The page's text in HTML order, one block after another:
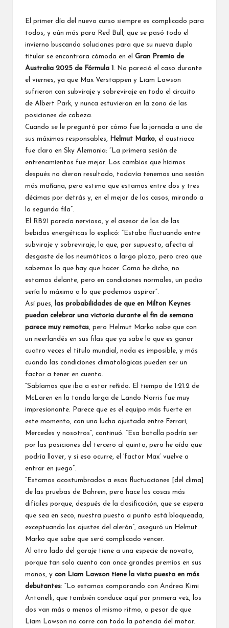
El primer día del nuevo curso siempre es complicado para
todos, y aún más para
Red Bull , que se pasó todo el
invierno buscando soluciones para que su nueva dupla
titular se encontrara cómoda en el Gran Premio de
Australia 2025 de Fórmula 1 . No pareció el caso durante
el viernes, ya que Max Verstappen y Liam Lawson
sufrieron con subviraje y sobreviraje en todo el circuito
de Albert Park, y nunca estuvieron en la zona de las
posiciones de cabeza.
Cuando se le preguntó por cómo fue la jornada a uno de
sus máximos responsables,
Helmut Marko, el austriaco
fue claro en Sky Alemania: “La primera sesión de
entrenamientos fue mejor. Los cambios que hicimos
después no dieron resultado, todavía tenemos una sesión
más mañana, pero estimo que estamos entre dos y tres
décimas por detrás y, en el mejor de los casos, mirando a
la segunda fila”.
El
RB21
parecía nervioso, y el asesor de los de las
bebidas energéticas lo explicó: “Estaba fluctuando entre
subviraje y sobreviraje, lo que, por supuesto, afecta al
desgaste de los neumáticos a largo plazo, pero creo que
sabemos lo que hay que hacer. Como he dicho, no
estamos delante, pero en condiciones normales, un podio
sería lo máximo a lo que podemos aspirar”.
Así pues,
las probabilidades de que en Milton Keynes
puedan celebrar una victoria durante el fin de semana
parece muy remotas, pero Helmut Marko sabe que con
un neerlandés en sus filas que ya sabe lo que es ganar
cuatro veces el título mundial, nada es imposible, y más
cuando las condiciones climatológicas pueden ser un
factor a tener en cuenta.
“Sabíamos que iba a estar reñido. El tiempo de 1:21.2 de
McLaren en la tanda larga de Lando Norris fue muy
impresionante. Parece que es el equipo más fuerte en
este momento, con una lucha ajustada entre Ferrari,
Mercedes y nosotros”, continuó. “Esa batalla podría ser
por las posiciones del tercero al quinto, pero he oído que
podría llover, y si eso ocurre, el ‘factor Max’ vuelve a
entrar en juego”.
“Estamos acostumbrados a esas fluctuaciones [del clima]
de las pruebas de Bahrein, pero hace las cosas más
difíciles porque, después de la clasificación, que se espera
que sea en seco, nuestra puesta a punto está bloqueada,
exceptuando los ajustes del alerón”, aseguró un Helmut
Marko que sabe que será complicado vencer.
Al otro lado del garaje tiene a una especie de novato,
porque tan solo cuenta con once grandes premios en sus
manos, y con Liam Lawson tiene la vista puesta en más
debutantes: “Lo estamos comparando con Andrea Kimi
Antonelli, que también conduce aquí por primera vez, los
dos van más o menos al mismo ritmo, a pesar de que
Liam Lawson no corre con toda la potencia del motor.